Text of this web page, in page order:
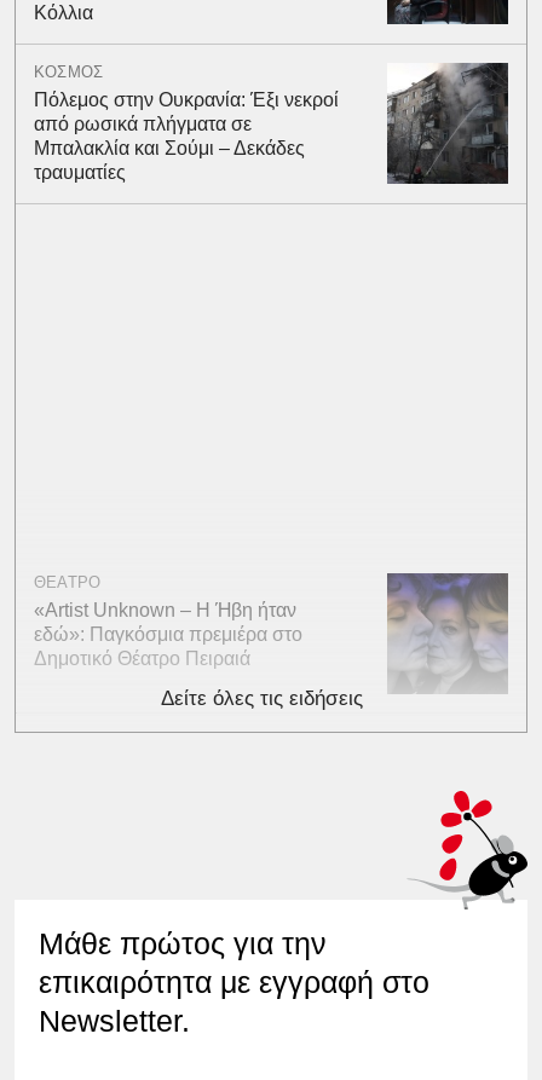
Κόλλια
ΚΟΣΜΟΣ
Πόλεμος στην Ουκρανία: Έξι νεκροί
από ρωσικά πλήγματα σε
Μπαλακλία και Σούμι – Δεκάδες
τραυματίες
ΘΕΑΤΡΟ
«Artist Unknown – Η Ήβη ήταν
εδώ»: Παγκόσμια πρεμιέρα στο
Δημοτικό Θέατρο Πειραιά
Δείτε όλες τις ειδήσεις
Μάθε πρώτος για την
επικαιρότητα με εγγραφή στο
Newsletter.